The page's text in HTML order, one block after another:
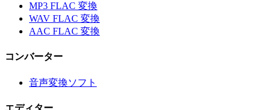
MP3 FLAC 変換
WAV FLAC 変換
AAC FLAC 変換
コンバーター
音声変換ソフト
エディター